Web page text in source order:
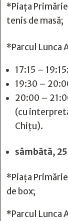
*Piața
tenis de masă;
*Parcul Lunca
17:15 –
19:30 –
20:00 –
(cu
Chițu).
sâmbătă,
*Piața
de box;
*Parcul Lunca